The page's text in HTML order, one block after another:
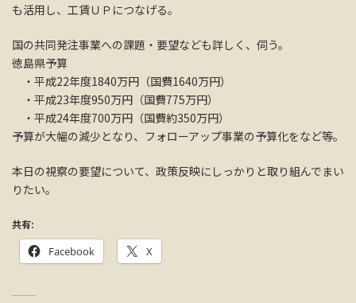
も活用し、工賃ＵＰにつなげる。
国の共同発注事業への課題・要望なども詳しく、伺う。
徳島県予算
・平成22年度1840万円（国費1640万円）
・平成23年度950万円（国費775万円）
・平成24年度700万円（国費約350万円）
予算が大幅の減少となり、フォローアップ事業の予算化をなど等。
本日の視察の要望について、政策反映にしっかりと取り組んでまい
りたい。
共有:
Facebook X